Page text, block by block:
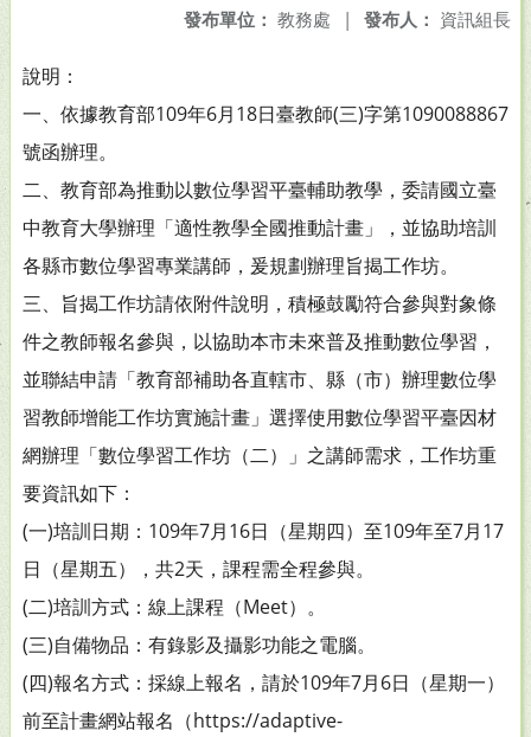
發布人： 資訊組長
發布單位： 教務處 |
說明：
一、依據教育部109年6月18日臺教師(三)字第1090088867
號函辦理。
二、教育部為推動以數位學習平臺輔助教學，委請國立臺
中教育大學辦理「適性教學全國推動計畫」，並協助培訓
各縣市數位學習專業講師，爰規劃辦理旨揭工作坊。
三、旨揭工作坊請依附件說明，積極鼓勵符合參與對象條
件之教師報名參與，以協助本市未來普及推動數位學習，
並聯結申請「教育部補助各直轄市、縣（市）辦理數位學
習教師增能工作坊實施計畫」選擇使用數位學習平臺因材
網辦理「數位學習工作坊（二）」之講師需求，工作坊重
要資訊如下：
(一)培訓日期：109年7月16日（星期四）至109年至7月17
日（星期五），共2天，課程需全程參與。
(二)培訓方式：線上課程（Meet）。
(三)自備物品：有錄影及攝影功能之電腦。
(四)報名方式：採線上報名，請於109年7月6日（星期一）
前至計畫網站報名（https://adaptive-